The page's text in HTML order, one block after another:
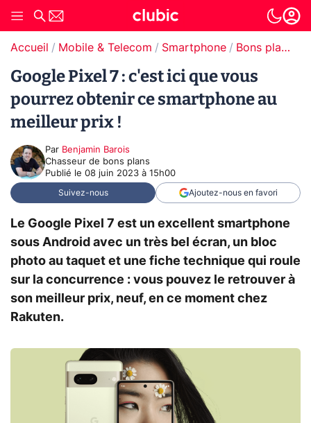
Accueil Mobile & Telecom Smartphone Bons plans Smartphones
Google Pixel 7 : c'est ici que vous
pourrez obtenir ce smartphone au
meilleur prix !
Par Benjamin Barois
Chasseur de bons plans
Publié le 08 juin 2023 à 15h00
Suivez-nous Ajoutez-nous en favori
Le Google Pixel 7 est un excellent smartphone
sous Android avec un très bel écran, un bloc
photo au taquet et une fiche technique qui roule
sur la concurrence : vous pouvez le retrouver à
son meilleur prix, neuf, en ce moment chez
Rakuten.